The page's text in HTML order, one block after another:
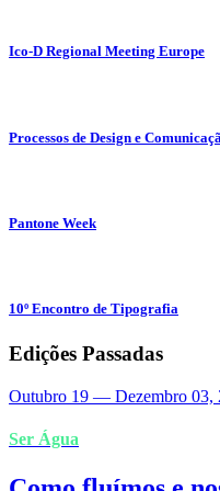
Ico-D Regional Meeting Europe
Processos de Design e
Pantone Week
10º Encontro de Tipografia
Edições Passadas
Outubro 19 — Dezembro 03,
Ser Água